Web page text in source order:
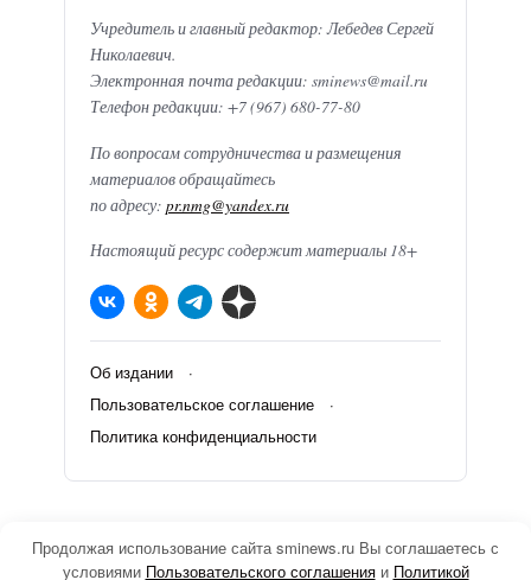
Учредитель и главный редактор: Лебедев Сергей
Николаевич.
Электронная почта редакции: sminews@mail.ru
Телефон редакции: +7 (967) 680-77-80
По вопросам сотрудничества и размещения
материалов обращайтесь
по адресу: pr.nmg@yandex.ru
Настоящий ресурс содержит материалы 18+
Об издании
Пользовательское соглашение
Политика конфиденциальности
Продолжая использование сайта sminews.ru Вы соглашаетесь с
условиями Пользовательского соглашенияи Политикой